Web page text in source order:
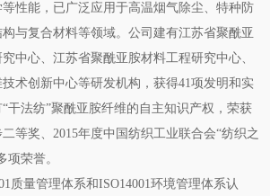
性能，已广泛应用于高温烟气除尘、特种防
与复合材料等领域。公司建有江苏省聚酰亚
中心、江苏省聚酰亚胺材料工程研究中心、
术创新中心等研发机构，获得41项发明和实
干法纺”聚酰亚胺纤维的自主知识产权，荣获
等奖、2015年度中国纺织工业联合会“纺织之
项荣誉。
质量管理体系和ISO14001环境管理体系认